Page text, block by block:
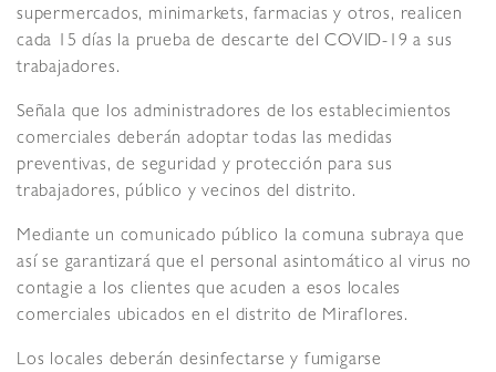
supermercados, minimarkets, farmacias y otros, realicen
cada 15 días la prueba de descarte del COVID-19 a sus
trabajadores.
Señala que los administradores de los establecimientos
comerciales deberán adoptar todas las medidas
preventivas, de seguridad y protección para sus
trabajadores, público y vecinos del distrito.
Mediante un comunicado público la comuna subraya que
así se garantizará que el personal asintomático al virus no
contagie a los clientes que acuden a esos locales
comerciales ubicados en el distrito de Miraflores.
Los locales deberán desinfectarse y fumigarse